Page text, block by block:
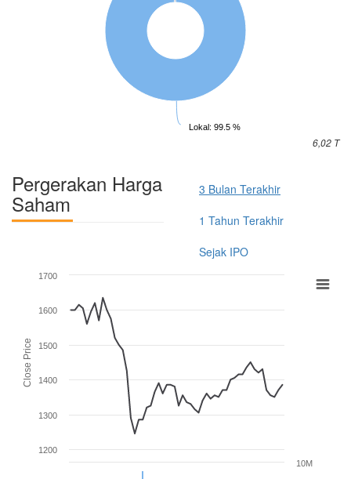
Lokal: 99.5 %
6,02 T
Pergerakan Harga
Saham
3 Bulan Terakhir
1 Tahun Terakhir
Sejak IPO
Close Price
1200
1300
1400
1500
1600
1700
10M